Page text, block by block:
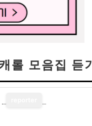
롤 모음집 듣기